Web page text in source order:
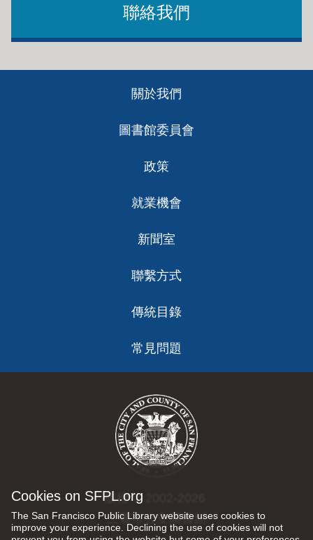
Cookies on SFPL.org
The San Francisco Public Library website uses cookies to
improve your experience. Declining the use of cookies will not
聯絡我們
關於我們
圖書館委員會
政策
就業機會
新聞室
聯繫方式
傳統目錄
常見問題
版權 © 2002-2026
三藩市公立圖書館